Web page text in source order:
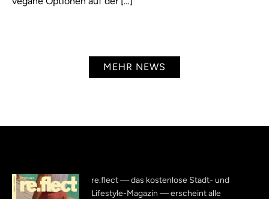
MEHR NEWS
re.flect — das kostenlose Stadt- und
Lifestyle-Magazin — erscheint alle